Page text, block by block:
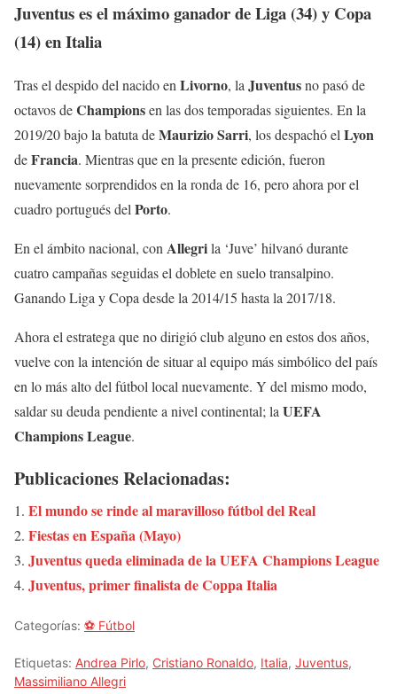
Juventus es el máximo ganador de Liga (34) y Copa
(14) en Italia
Tras el despido del nacido en Livorno, la Juventusno pasó de
octavos deChampionsen las dos temporadas siguientes. En la
2019/20 bajo la batuta deMaurizioSarri, los despachó el Lyon
deFrancia. Mientras que en la presente edición, fueron
nuevamente sorprendidos en la ronda de 16, pero ahora por el
cuadro portugués del Porto.
En el ámbito nacional, con Allegrila ‘Juve’ hilvanó durante
cuatro campañas seguidas el doblete en suelo transalpino.
Ganando Liga y Copa desde la 2014/15 hasta la 2017/18.
Ahora el estratega que no dirigió club alguno en estos dos años,
vuelve con la intención de situar al equipo más simbólico del país
en lo más alto del fútbol local nuevamente. Y del mismo modo,
saldar su deuda pendiente a nivel continental; la UEFA
Champions League.
Publicaciones Relacionadas:
El mundo se rinde al maravilloso fútbol del Real
Fiestas en España (Mayo)
Juventus queda eliminada de la UEFA Champions League
Juventus, primer finalista de Coppa Italia
Categorías: ⚽ Fútbol
Etiquetas: Andrea Pirlo, Cristiano Ronaldo, Italia, Juventus,
Massimiliano Allegri